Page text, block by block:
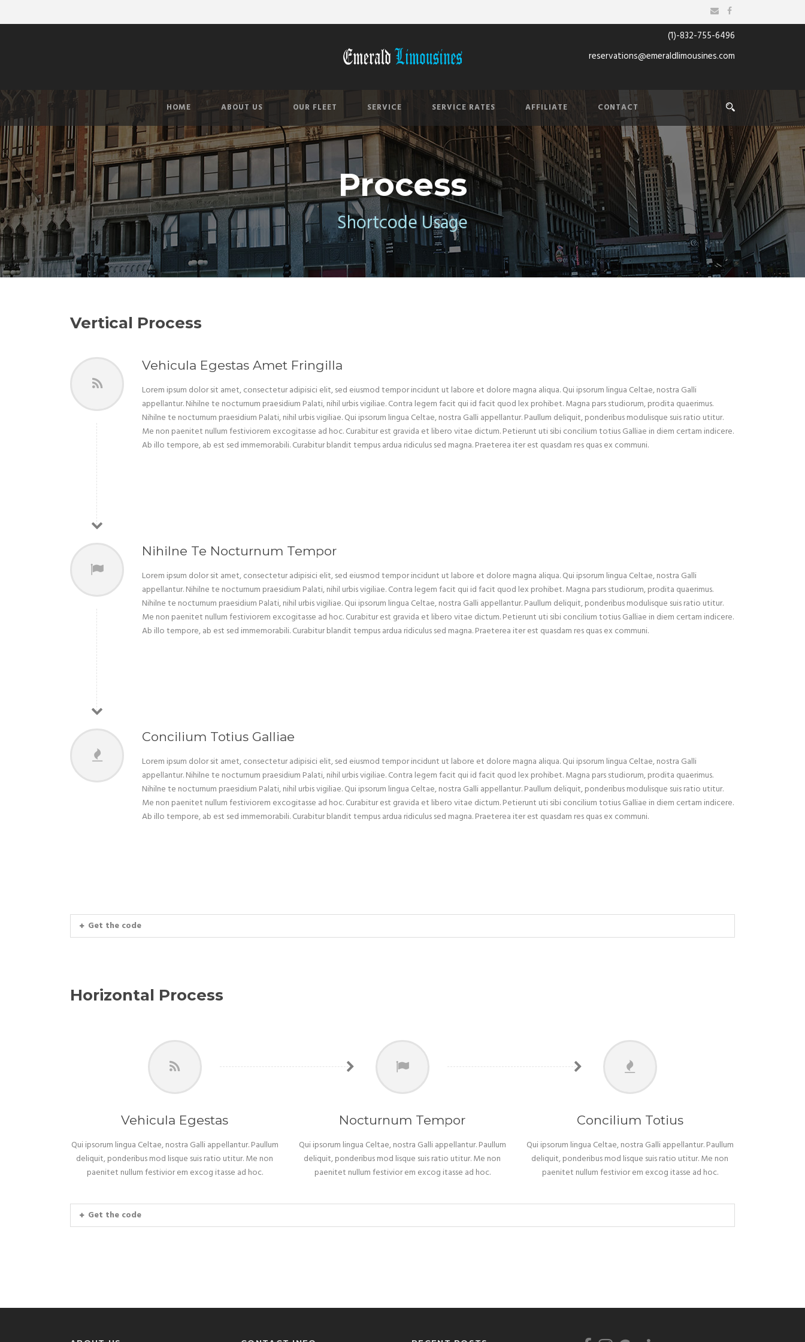
(1)-832-755-6496
reservations@emeraldlimousines.com
HOME ABOUT US OUR FLEET SERVICE SERVICE RATES AFFILIATE CONTACT
Process
Shortcode Usage
Vertical Process
Vehicula Egestas Amet Fringilla
Lorem ipsum dolor sit amet, consectetur adipisici elit, sed eiusmod tempor incidunt ut labore et dolore magna aliqua. Qui ipsorum lingua Celtae, nostra Galli
appellantur. Nihilne te nocturnum praesidium Palati, nihil urbis vigiliae. Contra legem facit qui id facit quod lex prohibet. Magna pars studiorum, prodita quaerimus.
Nihilne te nocturnum praesidium Palati, nihil urbis vigiliae. Qui ipsorum lingua Celtae, nostra Galli appellantur. Paullum deliquit, ponderibus modulisque suis ratio utitur.
Me non paenitet nullum festiviorem excogitasse ad hoc. Curabitur est gravida et libero vitae dictum. Petierunt uti sibi concilium totius Galliae in diem certam indicere.
Ab illo tempore, ab est sed immemorabili. Curabitur blandit tempus ardua ridiculus sed magna. Praeterea iter est quasdam res quas ex communi.
Nihilne Te Nocturnum Tempor
Lorem ipsum dolor sit amet, consectetur adipisici elit, sed eiusmod tempor incidunt ut labore et dolore magna aliqua. Qui ipsorum lingua Celtae, nostra Galli
appellantur. Nihilne te nocturnum praesidium Palati, nihil urbis vigiliae. Contra legem facit qui id facit quod lex prohibet. Magna pars studiorum, prodita quaerimus.
Nihilne te nocturnum praesidium Palati, nihil urbis vigiliae. Qui ipsorum lingua Celtae, nostra Galli appellantur. Paullum deliquit, ponderibus modulisque suis ratio utitur.
Me non paenitet nullum festiviorem excogitasse ad hoc. Curabitur est gravida et libero vitae dictum. Petierunt uti sibi concilium totius Galliae in diem certam indicere.
Ab illo tempore, ab est sed immemorabili. Curabitur blandit tempus ardua ridiculus sed magna. Praeterea iter est quasdam res quas ex communi.
Concilium Totius Galliae
Lorem ipsum dolor sit amet, consectetur adipisici elit, sed eiusmod tempor incidunt ut labore et dolore magna aliqua. Qui ipsorum lingua Celtae, nostra Galli
appellantur. Nihilne te nocturnum praesidium Palati, nihil urbis vigiliae. Contra legem facit qui id facit quod lex prohibet. Magna pars studiorum, prodita quaerimus.
Nihilne te nocturnum praesidium Palati, nihil urbis vigiliae. Qui ipsorum lingua Celtae, nostra Galli appellantur. Paullum deliquit, ponderibus modulisque suis ratio utitur.
Me non paenitet nullum festiviorem excogitasse ad hoc. Curabitur est gravida et libero vitae dictum. Petierunt uti sibi concilium totius Galliae in diem certam indicere.
Ab illo tempore, ab est sed immemorabili. Curabitur blandit tempus ardua ridiculus sed magna. Praeterea iter est quasdam res quas ex communi.
Get the code
Horizontal Process
Vehicula Egestas
Qui ipsorum lingua Celtae, nostra Galli appellantur. Paullum
deliquit, ponderibus mod lisque suis ratio utitur. Me non
paenitet nullum festivior em excog itasse ad hoc.
Nocturnum Tempor
Qui ipsorum lingua Celtae, nostra Galli appellantur. Paullum
deliquit, ponderibus mod lisque suis ratio utitur. Me non
paenitet nullum festivior em excog itasse ad hoc.
Concilium Totius
Qui ipsorum lingua Celtae, nostra Galli appellantur. Paullum
deliquit, ponderibus mod lisque suis ratio utitur. Me non
paenitet nullum festivior em excog itasse ad hoc.
Get the code